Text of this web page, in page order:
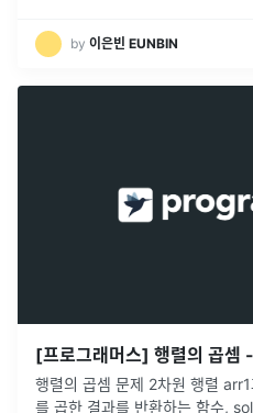
by 이은빈 EUNBIN
[프로그래머스] 행렬의 곱
행렬의 곱셈 문제 2차원 행렬
를 곱한 결과를 반환하는 함수,